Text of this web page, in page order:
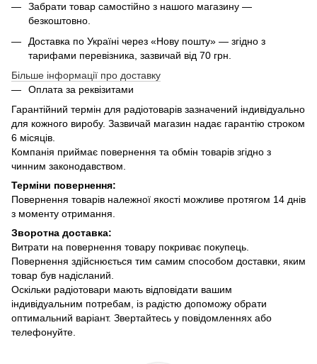
Забрати товар самостійно з нашого магазину —
безкоштовно.
Доставка по Україні через «Нову пошту» — згідно з
тарифами перевізника, зазвичай від 70 грн.
Більше інформації про доставку
Оплата за реквізитами
Гарантійний термін для радіотоварів зазначений індивідуально
для кожного виробу. Зазвичай магазин надає гарантію строком
6 місяців.
Компанія приймає повернення та обмін товарів згідно з
чинним законодавством.
Терміни повернення:
Повернення товарів належної якості можливе протягом 14 днів
з моменту отримання.
Зворотна доставка:
Витрати на повернення товару покриває покупець.
Повернення здійснюється тим самим способом доставки, яким
товар був надісланий.
Оскільки радіотовари мають відповідати вашим
індивідуальним потребам, із радістю допоможу обрати
оптимальний варіант. Звертайтесь у повідомленнях або
телефонуйте.